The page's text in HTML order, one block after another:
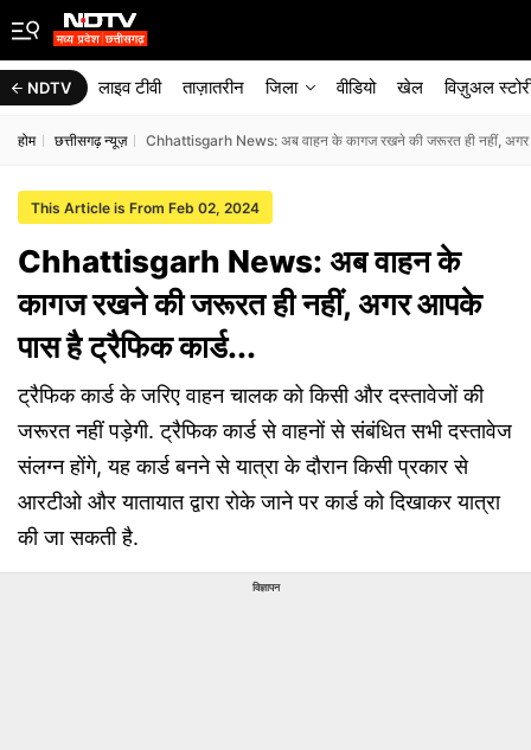
NDTV लाइव टीवी ताज़ातरीन जिला वीडियो खेल विज़ुअल
होम छत्तीसगढ़ न्यूज़ Chhattisgarh News: अब वाहन के कागज रखने की जरूरत ही नहीं, अगर
This Article is From Feb 02, 2024
Chhattisgarh News: अब वाहन के
कागज रखने की जरूरत ही नहीं, अगर आपके
पास है ट्रैफिक कार्ड...
ट्रैफिक कार्ड के जरिए वाहन चालक को किसी और दस्तावेजों की
जरूरत नहीं पड़ेगी. ट्रैफिक कार्ड से वाहनों से संबंधित सभी दस्तावेज
संलग्न होंगे, यह कार्ड बनने से यात्रा के दौरान किसी प्रकार से
आरटीओ और यातायात द्वारा रोके जाने पर कार्ड को दिखाकर यात्रा
की जा सकती है.
विज्ञापन